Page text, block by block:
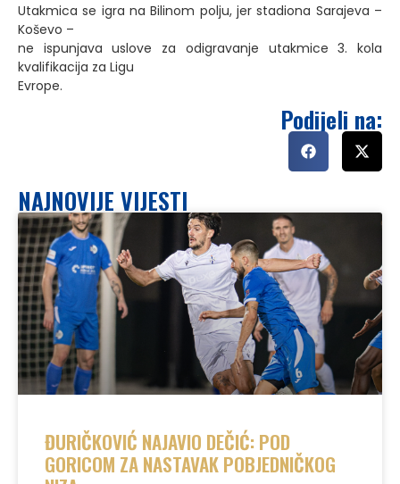
Utakmica se igra na Bilinom polju, jer stadiona Sarajeva –
Koševo –
ne ispunjava uslove za odigravanje utakmice 3. kola
kvalifikacija za Ligu
Evrope.
Podijeli na:
NAJNOVIJE VIJESTI
ĐURIČKOVIĆ NAJAVIO DEČIĆ: POD
GORICOM ZA NASTAVAK POBJEDNIČKOG